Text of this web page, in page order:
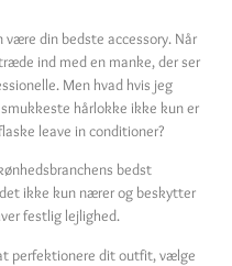
din bedste accessory. Når
ind med en manke, der ser
Men hvad hvis jeg
hårlokke ikke kun er
leave in conditioner?
bedst
ikke kun nærer og beskytter
festlig lejlighed.
perfektionere dit outfit, vælge